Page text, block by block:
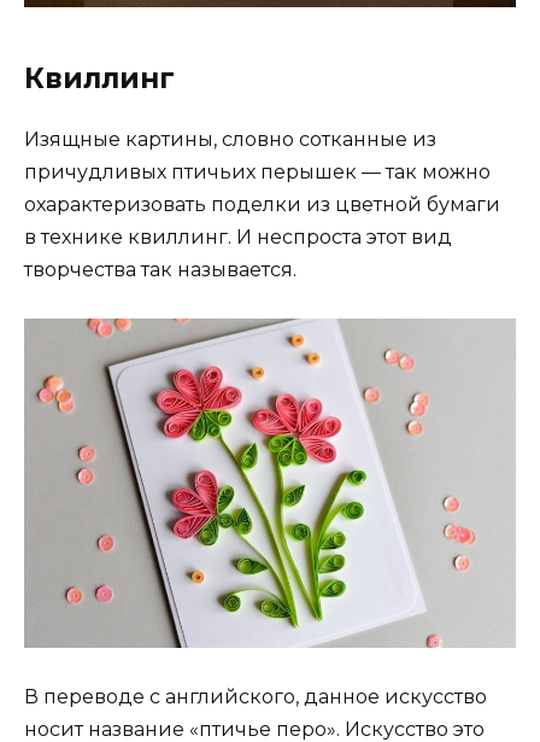
Квиллинг
Изящные картины, словно сотканные из
причудливых птичьих перышек — так можно
охарактеризовать поделки из цветной бумаги
в технике квиллинг. И неспроста этот вид
творчества так называется.
В переводе с английского, данное искусство
носит название «птичье перо». Искусство это